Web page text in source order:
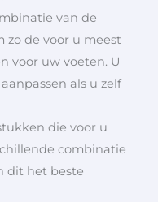
van de
zo de voor u meest
voor uw voeten. U
als u zelf
die voor u
combinatie
dit het beste